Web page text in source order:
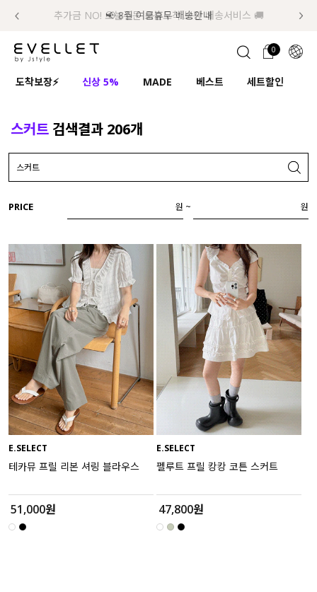
럭키 이룰렛 최대 30% OFF + 100% 당첨
📢 8월 여름휴무 배송안내
추가금 NO! 오늘주문 오늘도착 보장 배송서비스 🚚
0
도착보장⚡ 신상 5% MADE 베스트 세트할인
ENG
콘텐츠 리뷰 & 혜택
CATEGORY COMMUNITY
도착보장⚡
인플루언서 pick!
신상 5%
베스트
MADE
세트할인 ~30%
하객룩
살안타템
플러스핏
티셔츠
ALL
익스클루시브
아우터
티셔츠
니트
블라우스
원피스
액티브웨어
언더웨어
스커트 검색결과 206개
PRICE 원 ~ 원
E.SELECT
테카뮤 프릴 리본 셔링 블라우스
51,000원
E.SELECT
펠루트 프릴 캉캉 코튼 스커트
47,800원